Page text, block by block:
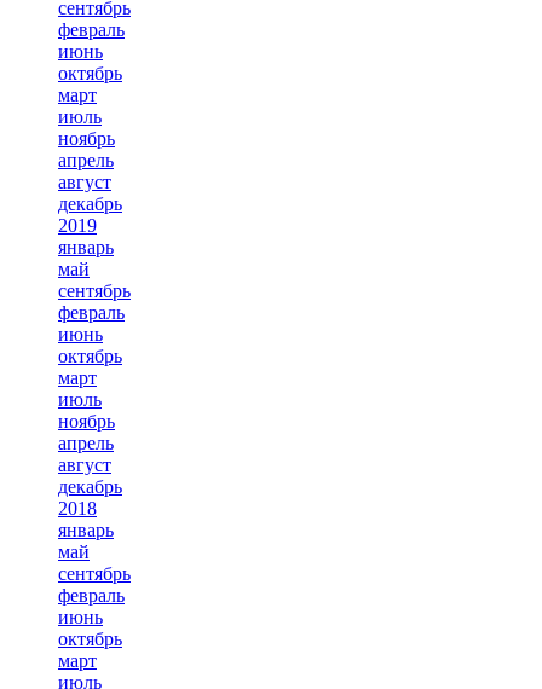
сентябрь
февраль
июнь
октябрь
март
июль
ноябрь
апрель
август
декабрь
2019
январь
май
сентябрь
февраль
июнь
октябрь
март
июль
ноябрь
апрель
август
декабрь
2018
январь
май
сентябрь
февраль
июнь
октябрь
март
июль